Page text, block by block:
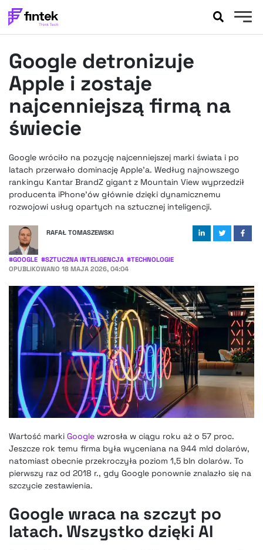
BANKOWOŚĆ
EVENTY
FELIETONY
WYWIADY
LEGAL
FINTEKEXTRA
OKIEM EKSPERTA
Google detronizuje
Apple i zostaje
najcenniejszą firmą na
świecie
Google wróciło na pozycję najcenniejszej marki świata i po
latach przerwało dominację Apple’a. Według najnowszego
rankingu Kantar BrandZ gigant z Mountain View wyprzedził
producenta iPhone’ów głównie dzięki dynamicznemu
rozwojowi usług opartych na sztucznej inteligencji.
RAFAŁ TOMASZEWSKI
#GOOGLE #SZTUCZNA INTELIGENCJA #TECHNOLOGIE
OPUBLIKOWANO 18 MAJA 2026, 04:04
Wartość marki Google wzrosła w ciągu roku aż o 57 proc.
Jeszcze rok temu firma była wyceniana na 944 mld dolarów,
natomiast obecnie przekroczyła poziom 1,5 bln dolarów. To
pierwszy raz od 2018 r., gdy Google ponownie znalazło się na
szczycie zestawienia.
Google wraca na szczyt po
latach. Wszystko dzięki AI